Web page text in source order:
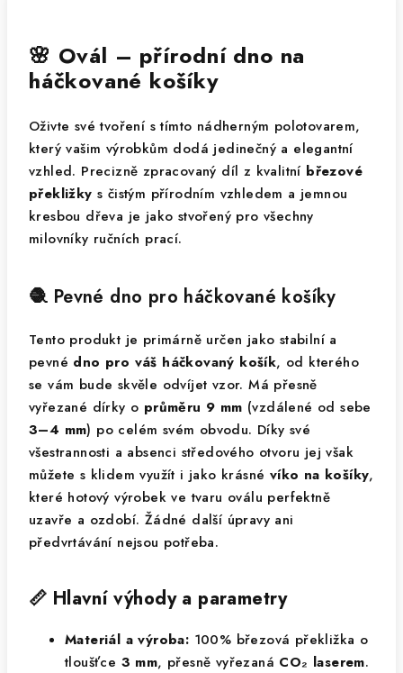
🌸 Ovál – přírodní dno na
háčkované košíky
Oživte své tvoření s tímto nádherným polotovarem,
který vašim výrobkům dodá jedinečný a elegantní
vzhled. Precizně zpracovaný díl z kvalitní březové
překližky s čistým přírodním vzhledem a jemnou
kresbou dřeva je jako stvořený pro všechny
milovníky ručních prací.
🧶 Pevné dno pro háčkované košíky
Tento produkt je primárně určen jako stabilní a
pevné dno pro váš háčkovaný košík, od kterého
se vám bude skvěle odvíjet vzor. Má přesně
vyřezané dírky o průměru 9 mm (vzdálené od sebe
3–4 mm) po celém svém obvodu. Díky své
všestrannosti a absenci středového otvoru jej však
můžete s klidem využít i jako krásné víko na košíky,
které hotový výrobek ve tvaru oválu perfektně
uzavře a ozdobí. Žádné další úpravy ani
předvrtávání nejsou potřeba.
📏 Hlavní výhody a parametry
Materiál a výroba: 100% březová překližka o
tloušťce 3 mm, přesně vyřezaná CO₂ laserem.